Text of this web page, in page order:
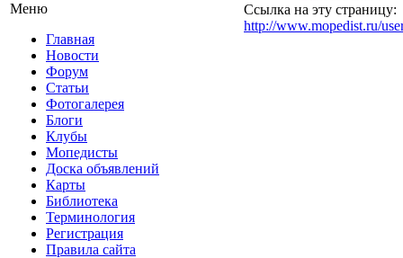
Меню
Главная
Новости
Форум
Статьи
Фотогалерея
Блоги
Клубы
Мопедисты
Доска объявлений
Карты
Библиотека
Терминология
Регистрация
Правила сайта
Ссылка на эту страницу:
http://www.mopedist.ru/